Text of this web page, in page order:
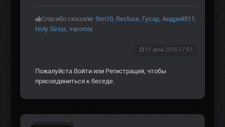
Спасибо сказали: 9im10, Recluse, Гусар, Андрей911 ,
Holy Sirius, varomix
11 фев 2015 17:57
Пожалуйста Войти или Регистрация, чтобы
присоединиться к беседе.